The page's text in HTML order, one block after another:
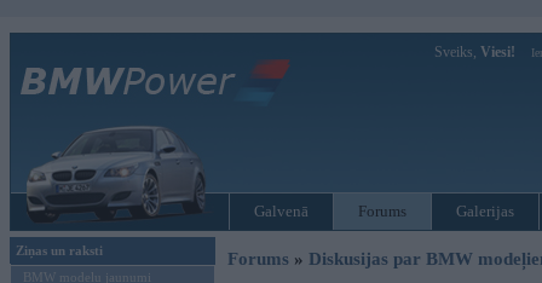
Sveiks, Viesi!
Galvenā Forums Galerijas
Ziņas un raksti
BMW modeļu jaunumi
Forums » Diskusijas par BMW